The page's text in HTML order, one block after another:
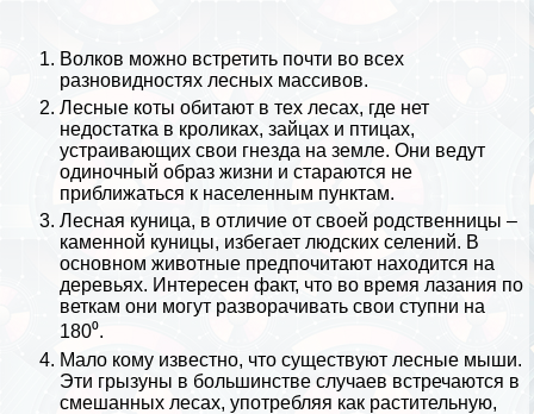
Волков можно встретить почти во всех
разновидностях лесных массивов.
Лесные коты обитают в тех лесах, где нет
недостатка в кроликах, зайцах и птицах,
устраивающих свои гнезда на земле. Они ведут
одиночный образ жизни и стараются не
приближаться к населенным пунктам.
Лесная кyница, в отличие от своей родственницы –
каменной кyницы, избегает людских селений. В
основном животные предпочитают находится на
деревьях. Интересен факт, что во время лазания по
веткам они могут разворачивать свои ступни на
180⁰.
Мало кому известно, что существуют лесные мыши.
Эти грызуны в большинстве случаев встречаются в
смешанных лесах, употрeбляя как растительную,